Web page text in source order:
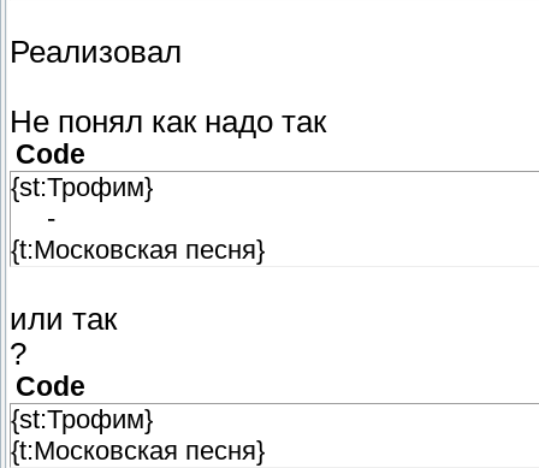
Реализовал
Не понял как надо так
Code
{st:Трофим}
-
{t:Московская песня}
или так
?
Code
{st:Трофим}
{t:Московская песня}